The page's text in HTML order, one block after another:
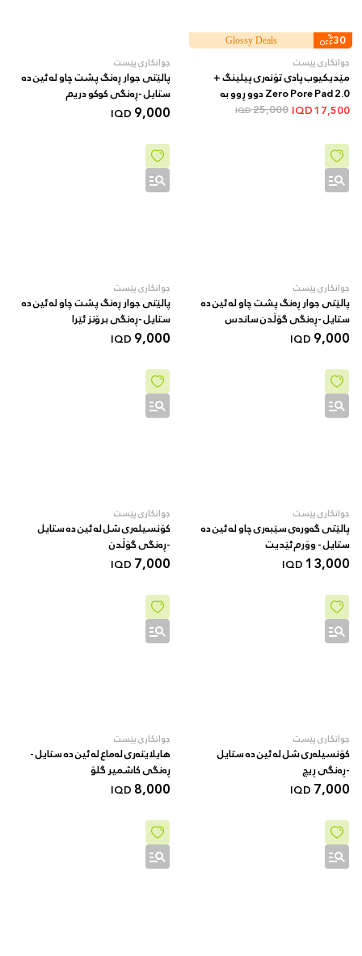
30
%
OFF
Glossy Deals
جوانکاری پێست
مێدیکیوب پادی تۆنەری پیلینگ +
Zero Pore Pad 2.0 دوو ڕوو بە
AHA/BHA + 70 دانە
17,500
25,000
IQD
جوانکاری پێست
پالێتی جوار ڕەنگ پشت چاو لە ئین دە
ستایل -ڕەنگی کوکو دریم
9,000
IQD
جوانکاری پێست
پالێتی جوار ڕەنگ پشت چاو لە ئین دە
ستایل -ڕەنگی گۆڵدن ساندس
9,000
IQD
جوانکاری پێست
پالێتی جوار ڕەنگ پشت چاو لە ئین دە
ستایل -ڕەنگی برۆنز ئێرا
9,000
IQD
جوانکاری پێست
پالێتی گەورەی سێبەری چاو لە ئین دە
ستایل - وۆرم ئێدیت
13,000
IQD
جوانکاری پێست
کۆنسیلەری شل لە ئین دە ستایل
-ڕەنگی گۆڵدن
7,000
IQD
جوانکاری پێست
کۆنسیلەری شل لە ئین دە ستایل
-ڕەنگی ڕیچ
7,000
IQD
جوانکاری پێست
هایلایتەری لەماع لە ئین دە ستایل -
ڕەنگی کاشمیر گلۆ
8,000
IQD